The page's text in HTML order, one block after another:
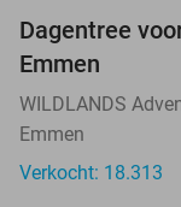
Dagentree
Emmen
WILDLANDS
Emmen
Verkocht: 18.313